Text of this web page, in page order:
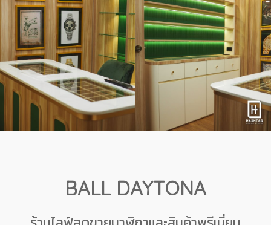
BALL DAYTONA